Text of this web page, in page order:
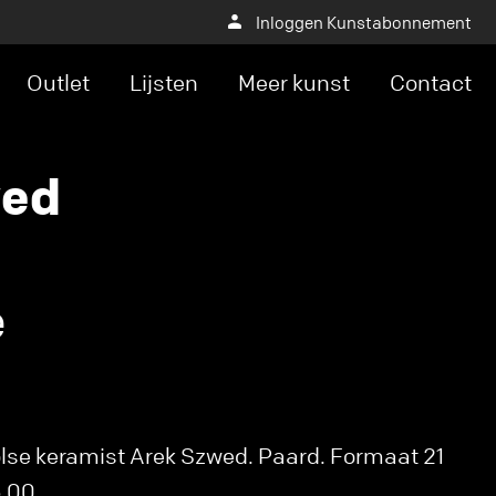
Inloggen Kunstabonnement
Outlet Lijsten Meer kunst Contact
keramist Arek Szwed. Paard. Formaat 21